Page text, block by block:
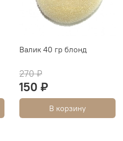
Валик 40 гр блонд
270 ₽
150 ₽
В корзину